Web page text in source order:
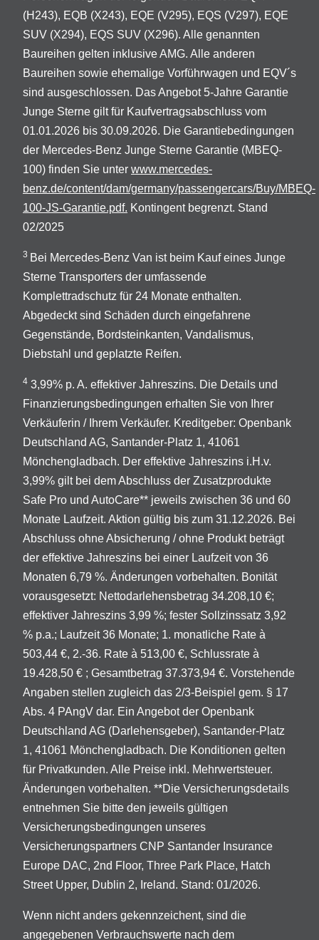
(H243), EQB (X243), EQE (V295), EQS (V297), EQE
SUV (X294), EQS SUV (X296). Alle genannten
Baureihen gelten inklusive AMG. Alle anderen
Baureihen sowie ehemalige Vorführwagen und EQV´s
sind ausgeschlossen. Das Angebot 5-Jahre Garantie
Junge Sterne gilt für Kaufvertragsabschluss vom
01.01.2026 bis 30.09.2026. Die Garantiebedingungen
der Mercedes-Benz Junge Sterne Garantie (MBEQ-
100) finden Sie unter www.mercedes-
benz.de/content/dam/germany/passengercars/Buy/MBEQ-
100-JS-Garantie.pdf. Kontingent begrenzt. Stand
02/2025
3 Bei Mercedes-Benz Van ist beim Kauf eines Junge
Sterne Transporters der umfassende
Komplettradschutz für 24 Monate enthalten.
Abgedeckt sind Schäden durch eingefahrene
Gegenstände, Bordsteinkanten, Vandalismus,
Diebstahl und geplatzte Reifen.
4 3,99% p. A. effektiver Jahreszins. Die Details und
Finanzierungsbedingungen erhalten Sie von Ihrer
Verkäuferin / Ihrem Verkäufer. Kreditgeber: Openbank
Deutschland AG, Santander-Platz 1, 41061
Mönchengladbach. Der effektive Jahreszins i.H.v.
3,99% gilt bei dem Abschluss der Zusatzprodukte
Safe Pro und AutoCare** jeweils zwischen 36 und 60
Monate Laufzeit. Aktion gültig bis zum 31.12.2026. Bei
Abschluss ohne Absicherung / ohne Produkt beträgt
der effektive Jahreszins bei einer Laufzeit von 36
Monaten 6,79 %. Änderungen vorbehalten. Bonität
vorausgesetzt: Nettodarlehensbetrag 34.208,10 €;
effektiver Jahreszins 3,99 %; fester Sollzinssatz 3,92
% p.a.; Laufzeit 36 Monate; 1. monatliche Rate à
503,44 €, 2.-36. Rate à 513,00 €, Schlussrate à
19.428,50 € ; Gesamtbetrag 37.373,94 €. Vorstehende
Angaben stellen zugleich das 2/3-Beispiel gem. § 17
Abs. 4 PAngV dar. Ein Angebot der Openbank
Deutschland AG (Darlehensgeber), Santander-Platz
1, 41061 Mönchengladbach. Die Konditionen gelten
für Privatkunden. Alle Preise inkl. Mehrwertsteuer.
Änderungen vorbehalten. **Die Versicherungsdetails
entnehmen Sie bitte den jeweils gültigen
Versicherungsbedingungen unseres
Versicherungspartners CNP Santander Insurance
Europe DAC, 2nd Floor, Three Park Place, Hatch
Street Upper, Dublin 2, Ireland. Stand: 01/2026.
Wenn nicht anders gekennzeichent, sind die
angegebenen Verbrauchswerte nach dem